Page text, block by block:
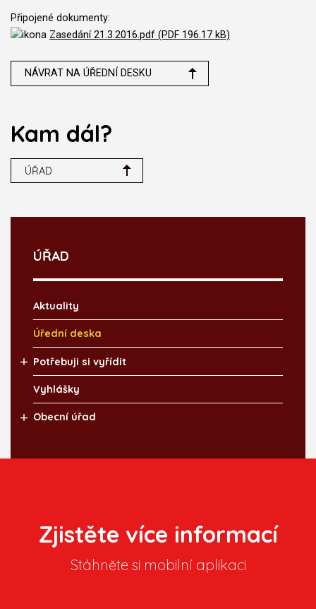
Připojené dokumenty:
Zasedání 21.3.2016.pdf (PDF 196.17 kB)
NÁVRAT NA ÚŘEDNÍ DESKU
Kam dál?
ÚŘAD
ÚŘAD
Aktuality
Úřední deska
Potřebuji si vyřídit
Vyhlášky
Obecní úřad
Zjistěte více informací
Stáhněte si mobilní aplikaci